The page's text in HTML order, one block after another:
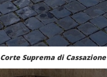
Corte Suprema di Cassazione